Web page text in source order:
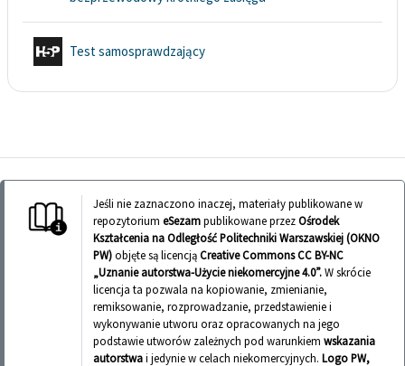
Test samosprawdzającyInteraktywna treść
Jeśli nie zaznaczono inaczej, materiały publikowane w
repozytorium eSezampublikowane przezOśrodek
Kształcenia na Odległość Politechniki Warszawskiej (OKNO
PW)objęte są licencjąCreative Commons CC BY-NC
„Uznanie autorstwa-Użycie niekomercyjne 4.0”.W skrócie
licencja ta pozwala na kopiowanie, zmienianie,
remiksowanie, rozprowadzanie, przedstawienie i
wykonywanie utworu oraz opracowanych na jego
podstawie utworów zależnych pod warunkiem wskazania
autorstwai jedynie w celach niekomercyjnych. Logo PW,